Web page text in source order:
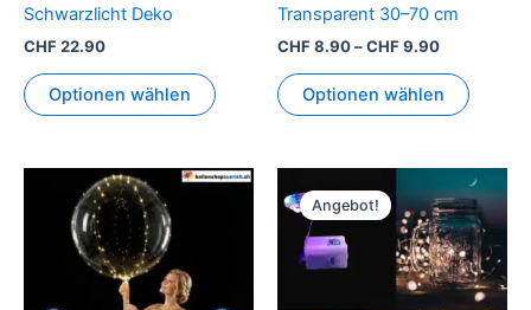
Schwarzlicht Deko
CHF22.90
Optionen wählen
Transparent 30–70 cm
CHF8.90–CHF9.90
Optionen wählen
werden
Dieses
Angebot!
Preis
war:
CHF 8.90
Aktueller
Preis
ist:
CHF 4.50.